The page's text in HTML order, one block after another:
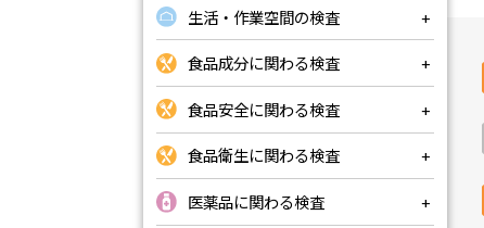
生活・作業空間の検査
食品成分に関わる検査
食品安全に関わる検査
食品衛生に関わる検査
医薬品に関わる検査